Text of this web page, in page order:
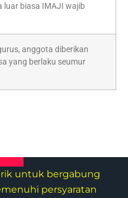
luar biasa IMAJI wajib
anggota diberikan
yang berlaku seumur
untuk bergabung
persyaratan